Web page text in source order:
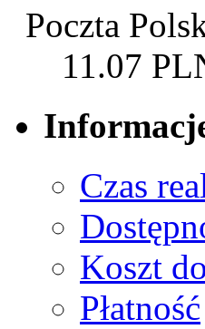
Poczta
11.07
Czas
Koszt
Płatność